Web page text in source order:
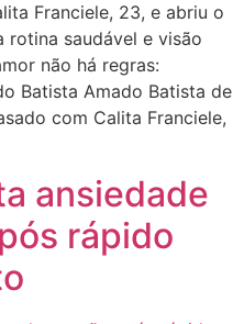
Franciele, 23, e abriu o
rotina saudável e visão
não há regras:
Batista Amado Batista de
com Calita Franciele,
ansiedade
rápido